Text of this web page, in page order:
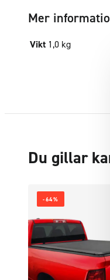
Mer
Vikt 1,0 kg
Du gillar
-64%